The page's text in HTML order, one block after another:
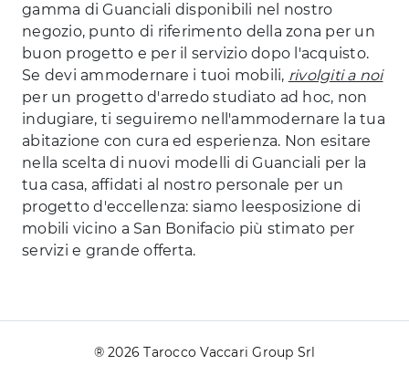
gamma di Guanciali disponibili nel nostro
negozio, punto di riferimento della zona per un
buon progetto e per il servizio dopo l'acquisto.
Se devi ammodernare i tuoi mobili, rivolgiti a noi
per un progetto d'arredo studiato ad hoc, non
indugiare, ti seguiremo nell'ammodernare la tua
abitazione con cura ed esperienza. Non esitare
nella scelta di nuovi modelli di Guanciali per la
tua casa, affidati al nostro personale per un
progetto d'eccellenza: siamo leesposizione di
mobili vicino a San Bonifacio più stimato per
servizi e grande offerta.
® 2026 Tarocco Vaccari Group Srl